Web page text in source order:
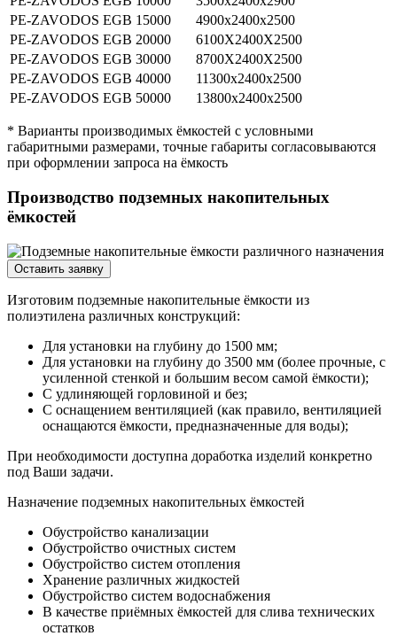
PE-ZAVODOS EGB 15000
4900х2400х2500
PE-ZAVODOS EGB 20000
6100X2400X2500
PE-ZAVODOS EGB 30000
8700X2400X2500
PE-ZAVODOS EGB 40000
11300x2400x2500
PE-ZAVODOS EGB 50000 13800х2400х2500
* Варианты производимых ёмкостей с условными
габаритными размерами, точные габариты согласовываются
при оформлении запроса на ёмкость
Производство подземных накопительных
ёмкостей
Оставить заявку
Изготовим подземные накопительные ёмкости из
полиэтилена различных конструкций:
Для установки на глубину до 1500 мм;
Для установки на глубину до 3500 мм (более прочные, с
усиленной стенкой и большим весом самой ёмкости);
С удлиняющей горловиной и без;
С оснащением вентиляцией (как правило, вентиляцией
оснащаются ёмкости, предназначенные для воды);
При необходимости доступна доработка изделий конкретно
под Ваши задачи.
Назначение подземных накопительных ёмкостей
Обустройство канализации
Обустройство очистных систем
Обустройство систем отопления
Хранение различных жидкостей
Обустройство систем водоснабжения
В качестве приёмных ёмкостей для слива технических
остатков